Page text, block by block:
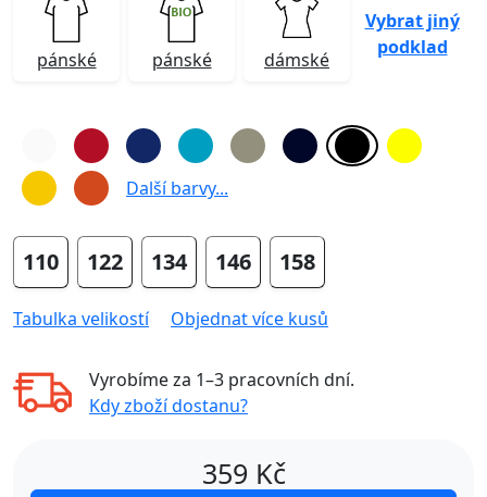
pánské pánské dámské
Vybrat jiný
podklad
Další barvy...
110 122 134 146 158
Tabulka velikostí Objednat více kusů
Vyrobíme za 1–3 pracovních dní.
Kdy zboží dostanu?
359 Kč